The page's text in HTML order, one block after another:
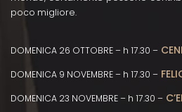
poco migliore.
DOMENICA 26 OTTOBRE – h 17.30 –
DOMENICA 9 NOVEMBRE – h 17.30 –
DOMENICA 23 NOVEMBRE – h 17.30 –